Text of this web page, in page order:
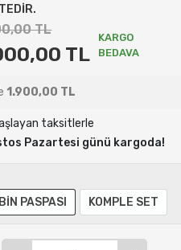
TL
TL
KARGO
BEDAVA
1.900,00 TL
taksitlerle
Pazartesi günü kargoda!
PASPASI
KOMPLE SET